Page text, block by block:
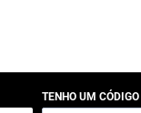
TENHO UM CÓDIGO